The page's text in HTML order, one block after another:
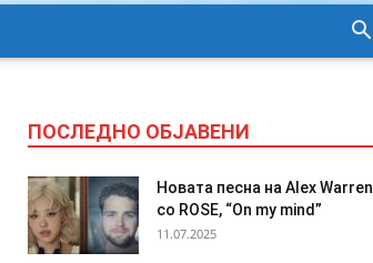
ПОСЛЕДНО ОБЈАВЕНИ
Новата песна на Alex Warren
со ROSE, “On my mind”
11.07.2025